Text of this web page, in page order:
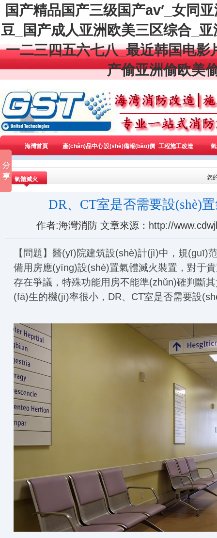
国产精品国产三级国产av′_女同
豆_国产成人亚洲欧美三区综合_
一二三四五六七八_最近韩国电影
产偷亚洲偷欧美
海灣首頁 產(chǎn)品中心設(shè)備報(bào)價 工程施工改造
氣體滅火 您
DR、CT室是否需要設(shè)置氣
作者:海灣消防 文章來源：http://
【問題】醫(yī)院建筑設(shè)計(jì)中，規(guī)
備用房應(yīng)設(shè)置氣體滅火裝置，對
存在爭議，特殊功能用房不能準(zhǔn)確判斷其貴
(fā)生的機(jī)率很小，DR、CT室是否需要設